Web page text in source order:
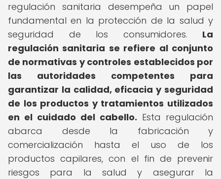
regulación sanitaria desempeña un papel
fundamental en la protección de la salud y
seguridad de los consumidores. La
regulación sanitaria se refiere al conjunto
de normativas y controles establecidos por
las autoridades competentes para
garantizar la calidad, eficacia y seguridad
de los productos y tratamientos utilizados
en el cuidado del cabello. Esta regulación
abarca desde la fabricación y
comercialización hasta el uso de los
productos capilares, con el fin de prevenir
riesgos para la salud y asegurar la